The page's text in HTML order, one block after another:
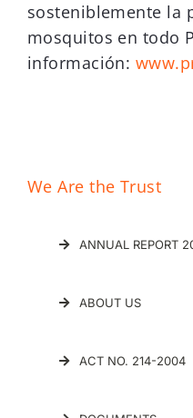
sosteniblemente la
mosquitos en todo
información:
We Are the Trust
ANNUAL REPORT
ABOUT US
ACT NO. 214-2004